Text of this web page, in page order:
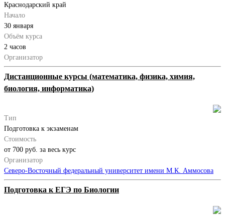
Краснодарский край
Начало
30 января
Объём курса
2 часов
Организатор
Дистанционные курсы (математика, физика, химия,
биология, информатика)
Тип
Подготовка к экзаменам
Стоимость
от 700 руб. за весь курс
Организатор
Северо-Восточный федеральный университет имени М.К. Аммосова
Подготовка к ЕГЭ по Биологии